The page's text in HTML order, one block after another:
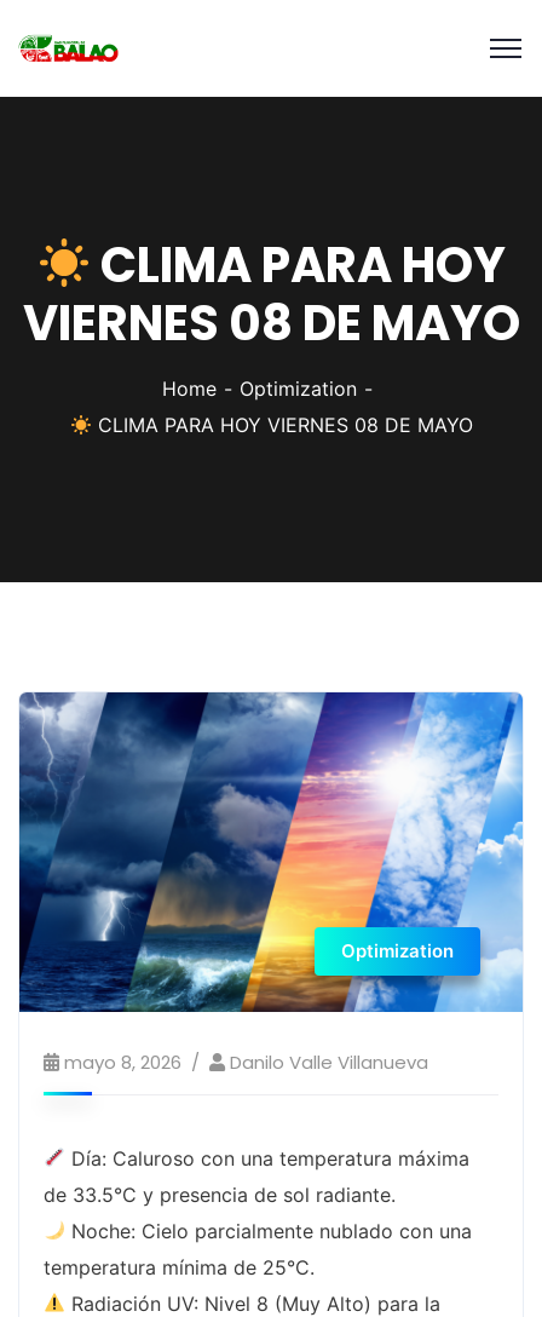
CLIMA PARA HOY
VIERNES 08 DE MAYO
Home
Optimization
CLIMA PARA HOY VIERNES 08 DE MAYO
Optimization
mayo 8, 2026 Danilo Valle Villanueva
Día: Caluroso con una temperatura máxima
de 33.5°C y presencia de sol radiante.
Noche: Cielo parcialmente nublado con una
temperatura mínima de 25°C.
Radiación UV: Nivel 8 (Muy Alto) para la